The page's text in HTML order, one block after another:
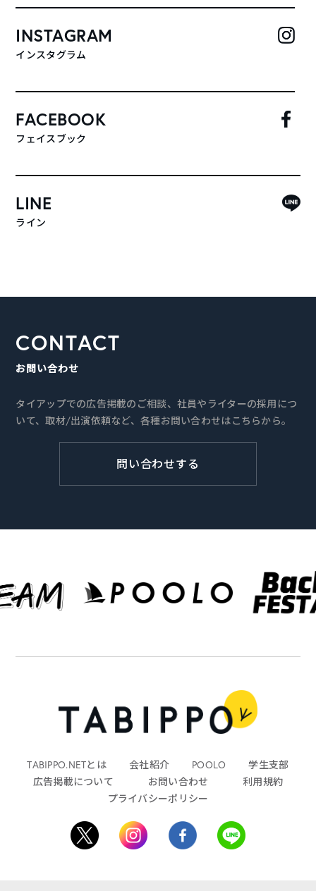
INSTAGRAM
インスタグラム
FACEBOOK
フェイスブック
LINE
ライン
CONTACT
お問い合わせ
タイアップでの広告掲載のご相談、社員やライターの採用につ
いて、取材/出演依頼など、各種お問い合わせはこちらから。
問い合わせする
TABIPPO.NETとは 会社紹介 POOLO
学生支部
広告掲載について
お問い合わせ
利用規約
プライバシーポリシー